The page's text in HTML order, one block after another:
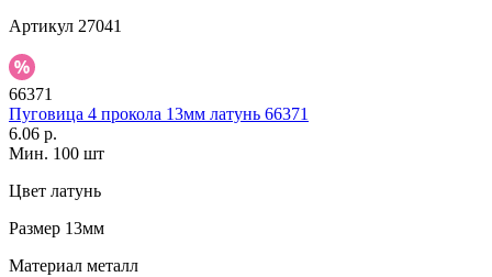
Артикул 27041
66371
Пуговица 4 прокола 13мм латунь 66371
6.06 р.
Мин. 100 шт
Цвет латунь
Размер 13мм
Материал металл